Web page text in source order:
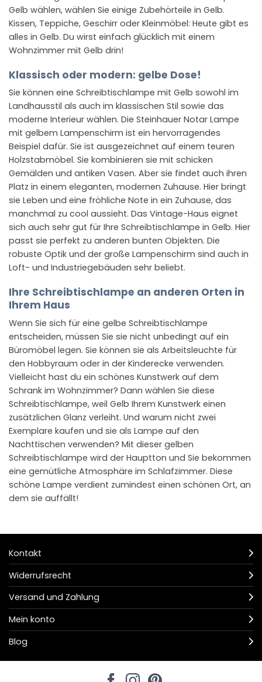
Gelb wählen, wählen Sie einige Zubehörteile in Gelb.
Kissen, Teppiche, Geschirr oder Kleinmöbel: Heute gibt es
alles in Gelb. Du wirst einfach glücklich mit einem
Wohnzimmer mit Gelb drin!
Klassisch oder modern: gelbe Dose!
Sie können eine Schreibtischlampe mit Gelb sowohl im
Landhausstil als auch im klassischen Stil sowie das
moderne Interieur wählen. Die Steinhauer Notar Lampe
mit gelbem Lampenschirm ist ein hervorragendes
Beispiel dafür. Sie ist ausgezeichnet auf einem teuren
Holzstabmöbel. Sie kombinieren sie mit schicken
Gemälden und antiken Vasen. Aber sie findet auch ihren
Platz in einem eleganten, modernen Zuhause. Hier bringt
sie Leben und eine fröhliche Note in ein Zuhause, das
manchmal zu cool aussieht. Das Vintage-Haus eignet
sich auch sehr gut für Ihre Schreibtischlampe in Gelb. Hier
passt sie perfekt zu anderen bunten Objekten. Die
robuste Optik und der große Lampenschirm sind auch in
Loft- und Industriegebäuden sehr beliebt.
Ihre Schreibtischlampe an anderen Orten in
Ihrem Haus
Wenn Sie sich für eine gelbe Schreibtischlampe
entscheiden, müssen Sie sie nicht unbedingt auf ein
Büromöbel legen. Sie können sie als Arbeitsleuchte für
den Hobbyraum oder in der Kinderecke verwenden.
Vielleicht hast du ein schönes Kunstwerk auf dem
Schrank im Wohnzimmer? Dann wählen Sie diese
Schreibtischlampe, weil Gelb Ihrem Kunstwerk einen
zusätzlichen Glanz verleiht. Und warum nicht zwei
Exemplare kaufen und sie als Lampe auf den
Nachttischen verwenden? Mit dieser gelben
Schreibtischlampe wird der Hauptton und Sie bekommen
eine gemütliche Atmosphäre im Schlafzimmer. Diese
schöne Lampe verdient zumindest einen schönen Ort, an
dem sie auffällt!
Kontakt
Widerrufsrecht
Versand und Zahlung
Mein konto
Blog